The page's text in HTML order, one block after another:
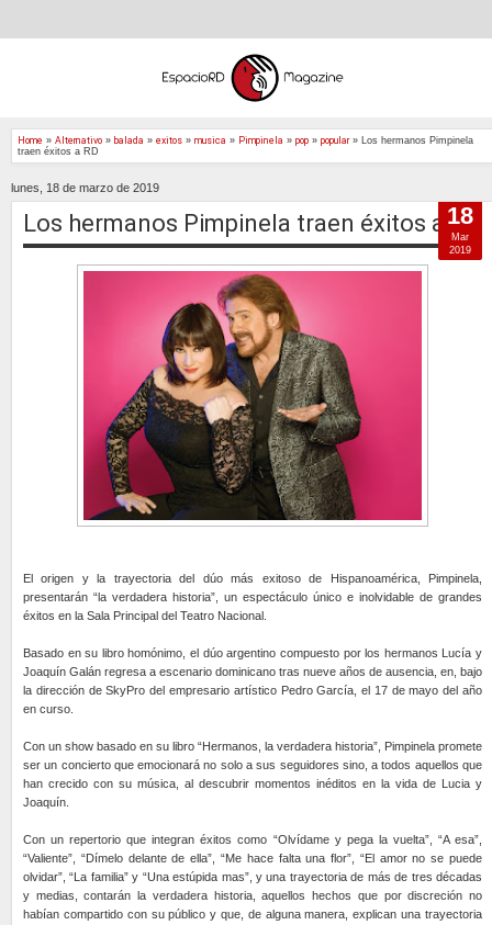
Home » Alternativo » balada » exitos » musica » Pimpinela » pop » popular»
Los hermanos Pimpinela
traen éxitos a RD
lunes, 18 de marzo de 2019
Los hermanos Pimpinela traen éxitos a RD
El origen y la trayectoria del dúo más exitoso de Hispanoamérica, Pimpinela,
presentarán “la verdadera historia”, un espectáculo único e inolvidable de grandes
éxitos en la Sala Principal del Teatro Nacional.
Basado en su libro homónimo, el dúo argentino compuesto por los hermanos Lucía y
Joaquín Galán regresa a escenario dominicano tras nueve años de ausencia, en, bajo
la dirección de SkyPro del empresario artístico Pedro García, el 17 de mayo del año
en curso.
Con un show basado en su libro “Hermanos, la verdadera historia”, Pimpinela promete
ser un concierto que emocionará no solo a sus seguidores sino, a todos aquellos que
han crecido con su música, al descubrir momentos inéditos en la vida de Lucia y
Joaquín.
Con un repertorio que integran éxitos como “Olvídame y pega la vuelta”, “A esa”,
“Valiente”, “Dímelo delante de ella”, “Me hace falta una flor”, “El amor no se puede
olvidar”, “La familia” y “Una estúpida mas”, y una trayectoria de más de tres décadas
y medias, contarán la verdadera historia, aquellos hechos que por discreción no
habían compartido con su público y que, de alguna manera, explican una trayectoria
18
Mar
2019